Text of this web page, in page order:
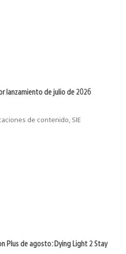
lanzamiento de julio de 2026
de contenido, SIE
Plus de agosto: Dying Light 2 Stay